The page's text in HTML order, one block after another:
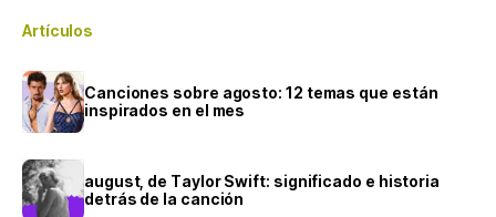
Artículos
Canciones sobre agosto: 12 temas que están
inspirados en el mes
august, de Taylor Swift: significado e historia
detrás de la canción